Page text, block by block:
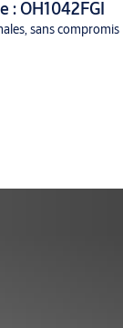
OH1042FGI
sans compromis